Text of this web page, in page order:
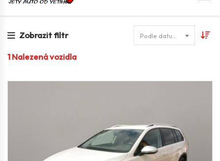
Zobrazit filtr
1Nalezená vozidla